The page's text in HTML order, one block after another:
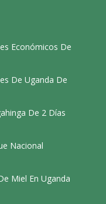
Económicos De
De Uganda De
De 2 Días
Nacional
Miel En Uganda